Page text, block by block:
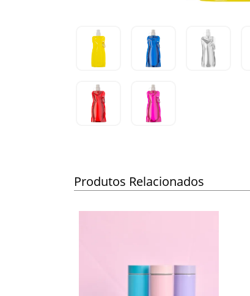
Produtos Relacionados